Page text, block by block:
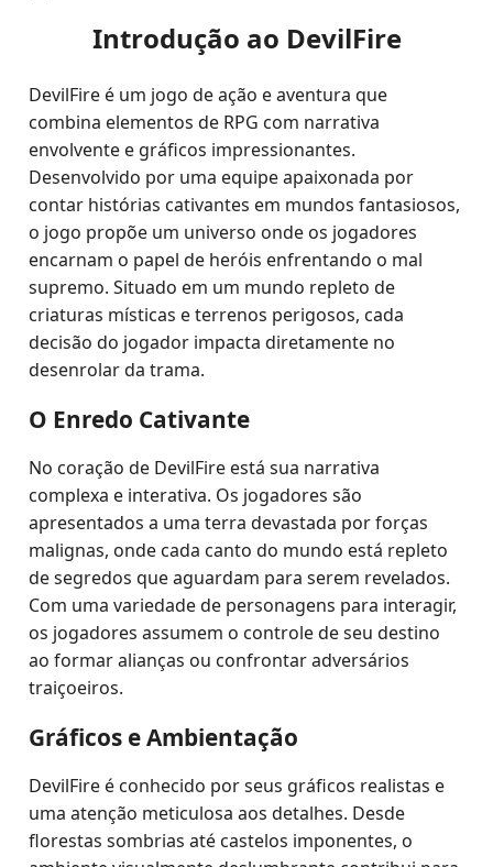
Introdução ao DevilFire
DevilFire é um jogo de ação e aventura que
combina elementos de RPG com narrativa
envolvente e gráficos impressionantes.
Desenvolvido por uma equipe apaixonada por
contar histórias cativantes em mundos fantasiosos,
o jogo propõe um universo onde os jogadores
encarnam o papel de heróis enfrentando o mal
supremo. Situado em um mundo repleto de
criaturas místicas e terrenos perigosos, cada
decisão do jogador impacta diretamente no
desenrolar da trama.
O Enredo Cativante
No coração de DevilFire está sua narrativa
complexa e interativa. Os jogadores são
apresentados a uma terra devastada por forças
malignas, onde cada canto do mundo está repleto
de segredos que aguardam para serem revelados.
Com uma variedade de personagens para interagir,
os jogadores assumem o controle de seu destino
ao formar alianças ou confrontar adversários
traiçoeiros.
Gráficos e Ambientação
DevilFire é conhecido por seus gráficos realistas e
uma atenção meticulosa aos detalhes. Desde
florestas sombrias até castelos imponentes, o